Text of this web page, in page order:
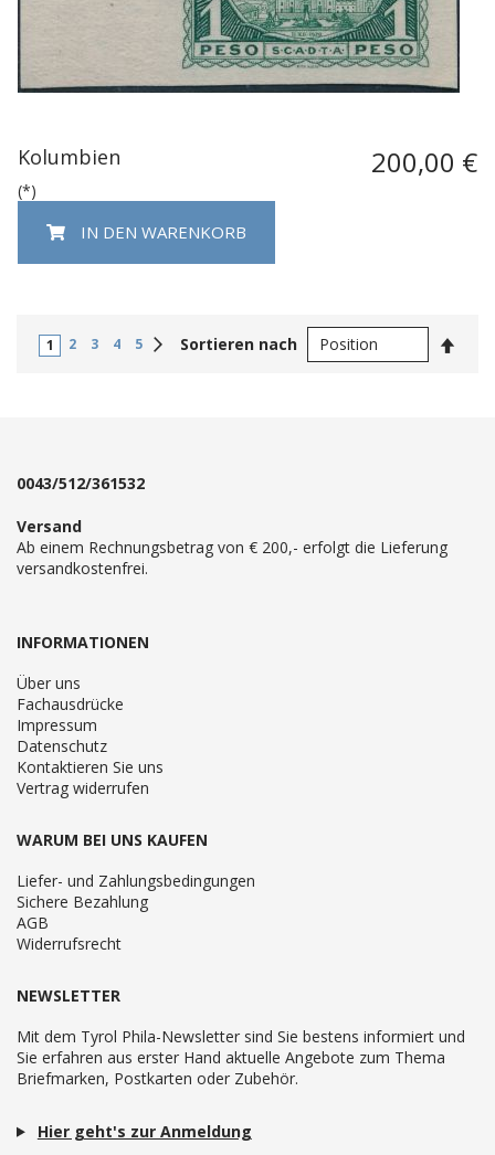
Kolumbien 200,00 €
(*)
IN DEN WARENKORB
1 2 3 4 5 Weiter
Sortieren nach
0043/512/361532
Versand
Ab einem Rechnungsbetrag von € 200,- erfolgt die Lieferung
versandkostenfrei.
INFORMATIONEN
Über uns
Fachausdrücke
Impressum
Datenschutz
Kontaktieren Sie uns
Vertrag widerrufen
WARUM BEI UNS KAUFEN
Liefer- und Zahlungsbedingungen
Sichere Bezahlung
AGB
Widerrufsrecht
NEWSLETTER
Mit dem Tyrol Phila-Newsletter sind Sie bestens informiert und
Sie erfahren aus erster Hand aktuelle Angebote zum Thema
Briefmarken, Postkarten oder Zubehör.
Hier geht's zur Anmeldung